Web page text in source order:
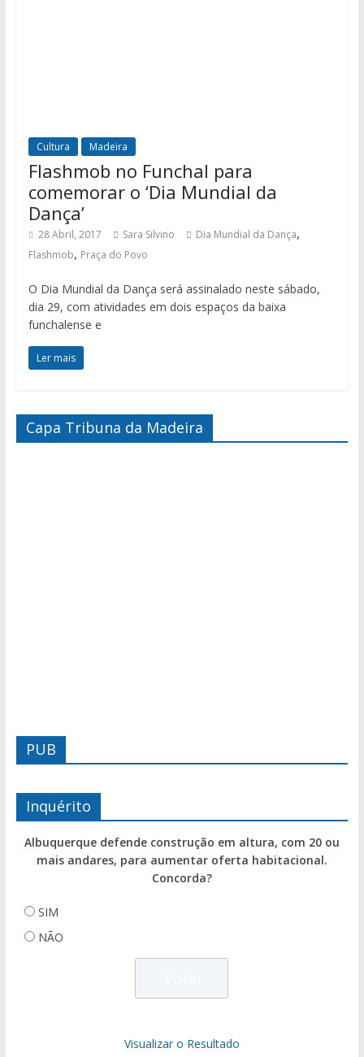
Cultura Madeira
Flashmob no Funchal para
comemorar o ‘Dia Mundial da
Dança’
28 Abril, 2017 Sara Silvino Dia Mundial da Dança,
Flashmob, Praça do Povo
O Dia Mundial da Dança será assinalado neste sábado,
dia 29, com atividades em dois espaços da baixa
funchalense e
Ler mais
Capa Tribuna da Madeira
PUB
Inquérito
Albuquerque defende construção em altura, com 20 ou
mais andares, para aumentar oferta habitacional.
Concorda?
SIM
NÃO
Visualizar o Resultado